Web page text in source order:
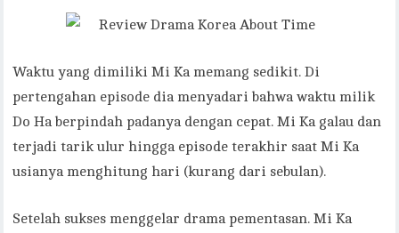
Waktu yang dimiliki Mi Ka memang sedikit. Di
pertengahan episode dia menyadari bahwa waktu milik
Do Ha berpindah padanya dengan cepat. Mi Ka galau dan
terjadi tarik ulur hingga episode terakhir saat Mi Ka
usianya menghitung hari (kurang dari sebulan).
Setelah sukses menggelar drama pementasan. Mi Ka